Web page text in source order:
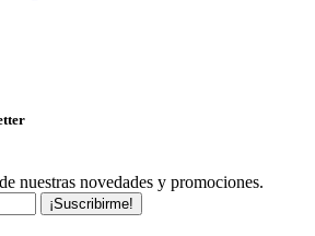
nuestras novedades y promociones.
¡Suscribirme!